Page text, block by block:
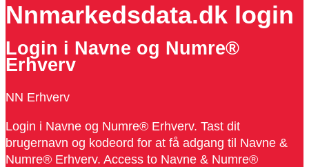
Nnmarkedsdata.dk login
Login i Navne og Numre®
Erhverv
NN Erhverv
Login i Navne og Numre® Erhverv. Tast dit
brugernavn og kodeord for at få adgang til Navne &
Numre® Erhverv. Access to Navne & Numre®